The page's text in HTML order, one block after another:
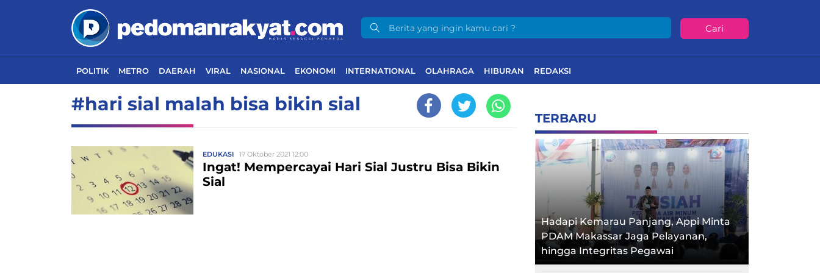
Cari
POLITIK METRO DAERAH VIRAL NASIONAL EKONOMI INTERNATIONAL OLAHRAGA HIBURAN REDAKSI
#hari sial malah bisa bikin sial
EDUKASI 17 Oktober 2021 12:00
Ingat! Mempercayai Hari Sial Justru Bisa Bikin
Sial
TERBARU
Hadapi Kemarau Panjang, Appi Minta
PDAM Makassar Jaga Pelayanan,
hingga Integritas Pegawai